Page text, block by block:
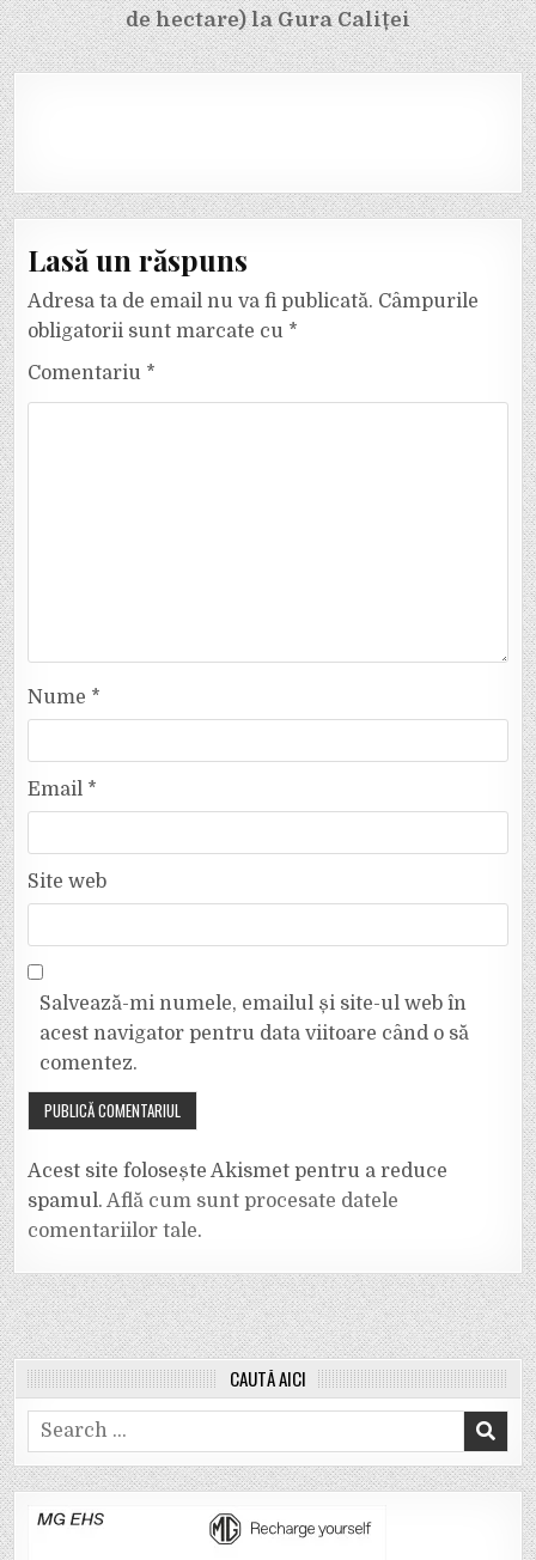
de hectare) la Gura Caliței
Lasă un răspuns
Adresa ta de email nu va fi publicată. Câmpurile
obligatorii sunt marcate cu *
Comentariu *
Nume *
Email *
Site web
Salvează-mi numele, emailul și site-ul web în
acest navigator pentru data viitoare când o să
comentez.
Acest site folosește Akismet pentru a reduce
spamul.Află cum sunt procesate datele
comentariilor tale.
CAUTĂ AICI
Search
for: